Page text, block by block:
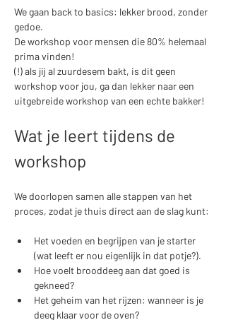
We gaan back to basics: lekker brood, zonder
gedoe.
De workshop voor mensen die 80% helemaal
prima vinden!
(!) als jij al zuurdesem bakt, is dit geen
workshop voor jou, ga dan lekker naar een
uitgebreide workshop van een echte bakker!
Wat je leert tijdens de
workshop
We doorlopen samen alle stappen van het
proces, zodat je thuis direct aan de slag kunt:
Het voeden en begrijpen van je starter
(wat leeft er nou eigenlijk in dat potje?).
Hoe voelt brooddeeg aan dat goed is
gekneed?
Het geheim van het rijzen: wanneer is je
deeg klaar voor de oven?